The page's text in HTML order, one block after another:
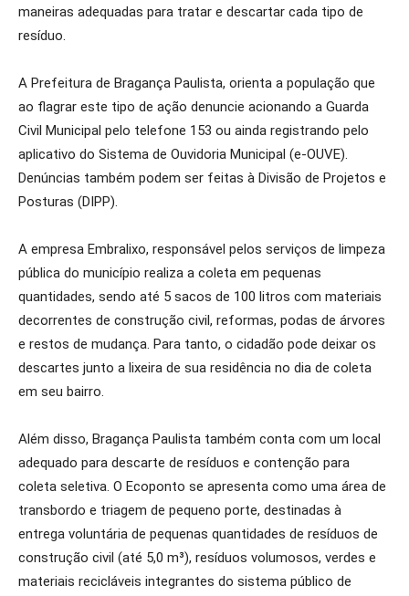
maneiras adequadas para tratar e descartar cada tipo de
resíduo.
A Prefeitura de Bragança Paulista, orienta a população que
ao flagrar este tipo de ação denuncie acionando a Guarda
Civil Municipal pelo telefone 153 ou ainda registrando pelo
aplicativo do Sistema de Ouvidoria Municipal (e-OUVE).
Denúncias também podem ser feitas à Divisão de Projetos e
Posturas (DIPP).
A empresa Embralixo, responsável pelos serviços de limpeza
pública do município realiza a coleta em pequenas
quantidades, sendo até 5 sacos de 100 litros com materiais
decorrentes de construção civil, reformas, podas de árvores
e restos de mudança. Para tanto, o cidadão pode deixar os
descartes junto a lixeira de sua residência no dia de coleta
em seu bairro.
Além disso, Bragança Paulista também conta com um local
adequado para descarte de resíduos e contenção para
coleta seletiva. O Ecoponto se apresenta como uma área de
transbordo e triagem de pequeno porte, destinadas à
entrega voluntária de pequenas quantidades de resíduos de
construção civil (até 5,0 m³), resíduos volumosos, verdes e
materiais recicláveis integrantes do sistema público de